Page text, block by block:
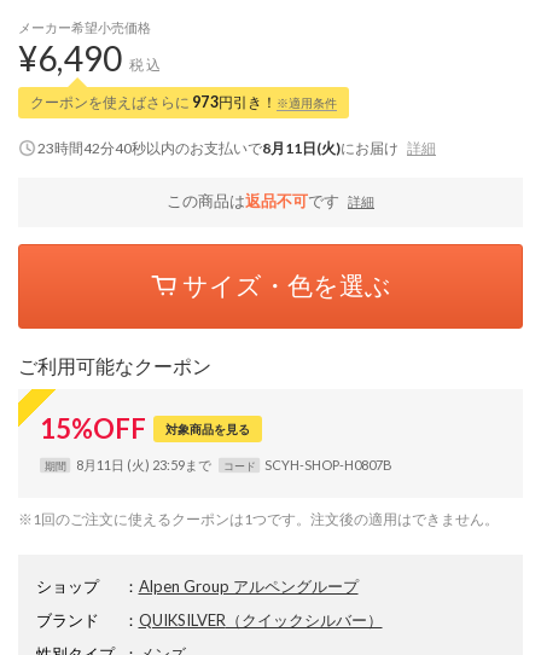
メーカー希望小売価格
¥6,490 税込
クーポンを使えばさらに 973円引き！ ※適用条件
23時間42分39秒以内のお支払いで8月11日(火)にお届け 詳細
この商品は返品不可です 詳細
サイズ・色を選ぶ
ご利用可能なクーポン
15%OFF 対象商品を見る
期間 8月11日 (火) 23:59まで コード SCYH-SHOP-H0807B
※1回のご注文に使えるクーポンは1つです。注文後の適用はできません。
ショップ ： Alpen Group アルペングループ
ブランド
： QUIKSILVER （クイックシルバー）